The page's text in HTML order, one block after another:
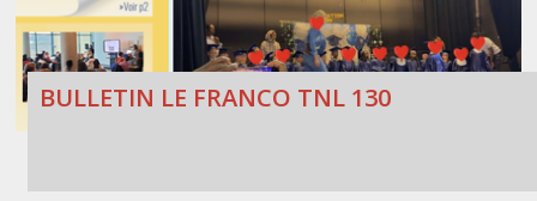
BULLETIN LE FRANCO TNL 130